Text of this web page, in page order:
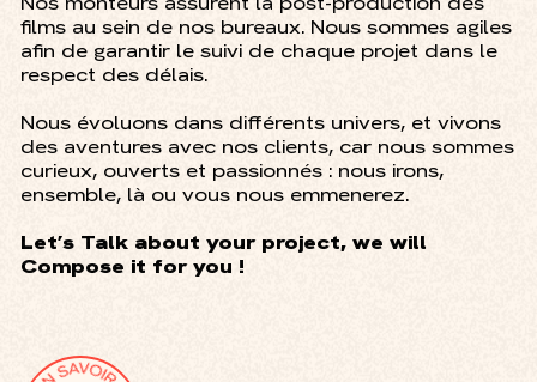
films au sein de nos bureaux. Nous sommes agiles
afin de garantir le suivi de chaque projet dans le
respect des délais.
Nous évoluons dans différents univers, et vivons
des aventures avec nos clients, car nous sommes
curieux, ouverts et passionnés : nous irons,
ensemble, là ou vous nous emmenerez.
Let’s Talk about your project, we will
Compose it for you !